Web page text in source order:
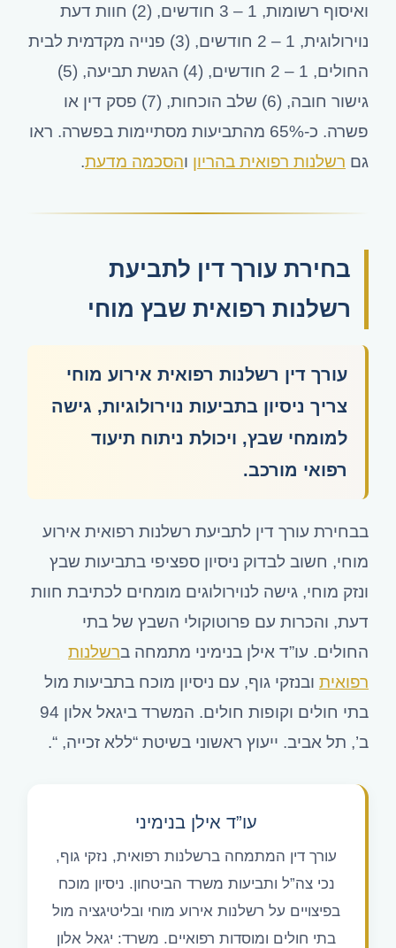
ואיסוף רשומות, 3 – 1
חודשים, (2) חוות דעת
נוירולוגית, 2 – 1
חודשים, (3) פנייה מקדמית לבית
החולים, 2 – 1
חודשים, (4) הגשת תביעה, (5)
גישור חובה, (6) שלב הוכחות, (7) פסק דין או
פשרה. כ-65% מהתביעות מסתיימות בפשרה. ראו
גם רשלנות רפואית בהריון והסכמה מדעת.
בחירת עורך דין לתביעת
רשלנות רפואית שבץ מוחי
עורך דין רשלנות רפואית אירוע מוחי
צריך ניסיון בתביעות נוירולוגיות, גישה
למומחי שבץ, ויכולת ניתוח תיעוד
רפואי מורכב.
בבחירת עורך דין לתביעת רשלנות רפואית אירוע
מוחי, חשוב לבדוק ניסיון ספציפי בתביעות שבץ
ונזק מוחי, גישה לנוירולוגים מומחים לכתיבת חוות
דעת, והכרות עם פרוטוקולי השבץ של בתי
החולים. עו”ד אילן בנימיני מתמחה ברשלנות
רפואית ובנזקי גוף, עם ניסיון מוכח בתביעות מול
בתי חולים וקופות חולים. המשרד ביגאל אלון 94
ב’, תל אביב. ייעוץ ראשוני בשיטת “ללא זכייה, “.
עו”ד אילן בנימיני
עורך דין המתמחה ברשלנות רפואית, נזקי גוף,
נכי צה”ל ותביעות משרד הביטחון. ניסיון מוכח
בפיצויים על רשלנות אירוע מוחי ובליטיגציה מול
בתי חולים ומוסדות רפואיים. משרד: יגאל אלון